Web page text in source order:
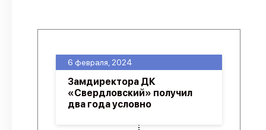
6 февраля, 2024
Замдиректора ДК
«Свердловский» получил
два года условно